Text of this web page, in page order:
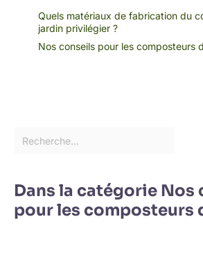
Quels matériaux de fabrication du
jardin privilégier ?
Nos conseils pour les composteurs
Dans la catégorie Nos
pour les composteurs